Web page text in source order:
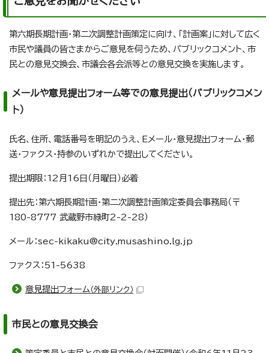
第六期長期計画・第二次調整計画策定に向け、「計画案」に対して広く
市民や議員の皆さまからご意見を伺うため、パブリックコメント、市
民との意見交換会、市議会各会派等との意見交換を実施します。
メールや意見提出フォーム等での意見提出（パブリックコメン
ト）
氏名、住所、電話番号を明記のうえ、Eメール・意見提出フォーム・郵
送・ファクス・持参のいずれかで提出してください。
提出期限：12月16日（月曜日）必着
提出先：第六期長期計画・第二次調整計画策定委員会事務局（〒
180-8777 武蔵野市緑町2-2-28）
メール：sec-kikaku@city.musashino.lg.jp
ファクス：51-5638
意見提出フォーム （外部リンク）
市民との意見交換会